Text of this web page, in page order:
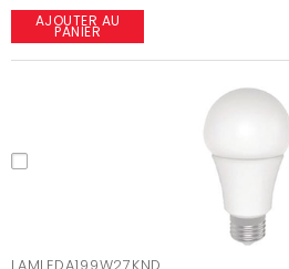
AJOUTER AU
PANIER
LAMLEDA199W27KND